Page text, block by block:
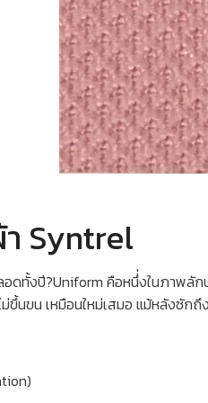
Syntrel
อดทั้งปี?Uniform คือหนึ่่งในภา
นขน เหมือนใหม่เสมอ แม้หลังซัก